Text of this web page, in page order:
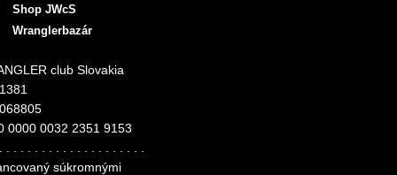
Shop JWcS
Wranglerbazár
club Slovakia
0000 0032 2351 9153
súkromnými